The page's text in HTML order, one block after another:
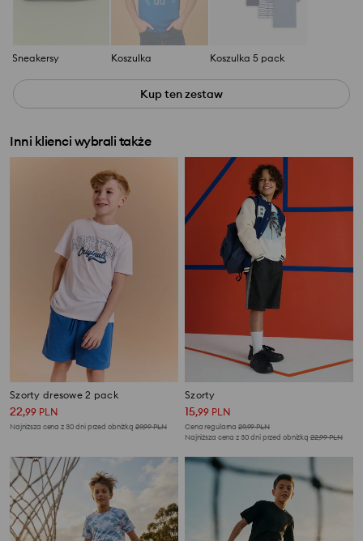
Sneakersy Koszulka Koszulka 5 pack
Kup ten zestaw
Inni klienci wybrali także
Szorty dresowe 2 pack
22,99 PLN
Najniższa cena z 30 dni przed obniżką 29,99PLN
Szorty
15,99 PLN
Cena regularna 29,99PLN
Najniższa cena z 30 dni przed obniżką 22,99PLN